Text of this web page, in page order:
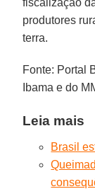
produtores
terra.
Fonte: Portal
Ibama e do
Leia mais
Brasil